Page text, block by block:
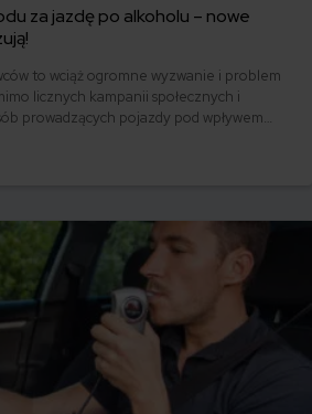
za jazdę po alkoholu – nowe
to wciąż ogromne wyzwanie i problem
licznych kampanii społecznych i
prowadzących pojazdy pod wpływem
a w 2024 roku tendencja ta niestety